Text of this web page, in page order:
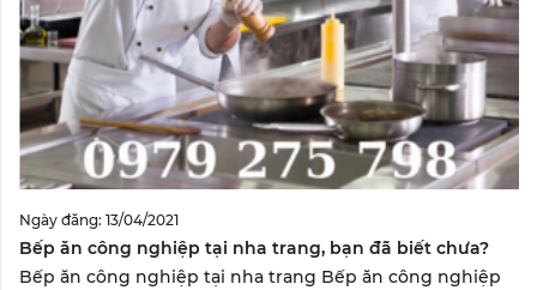
Ngày đăng: 13/04/2021
Bếp ăn công nghiệp tại nha trang, bạn đã biết chưa?
Bếp ăn công nghiệp tại nha trang Bếp ăn công nghiệp